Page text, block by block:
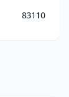
83110